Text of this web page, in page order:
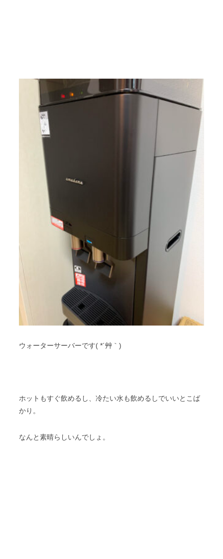
ウォーターサーバーです( *´艸｀)
ホットもすぐ飲めるし、冷たい水も飲めるしでいいとこば
かり。
なんと素晴らしいんでしょ。